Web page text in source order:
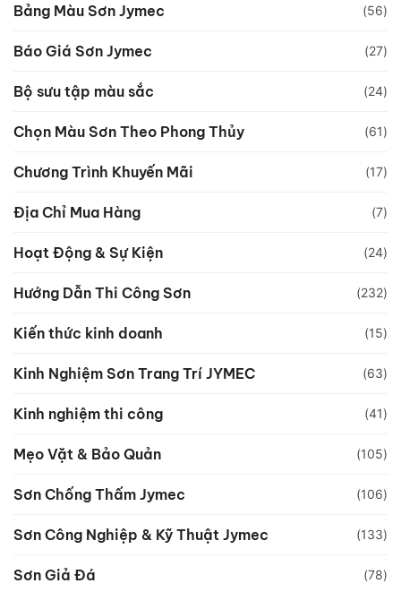
Bảng Màu Sơn Jymec (56)
Báo Giá Sơn Jymec (27)
Bộ sưu tập màu sắc (24)
Chọn Màu Sơn Theo Phong Thủy (61)
Chương Trình Khuyến Mãi (17)
Địa Chỉ Mua Hàng (7)
Hoạt Động & Sự Kiện (24)
Hướng Dẫn Thi Công Sơn (232)
Kiến thức kinh doanh (15)
Kinh Nghiệm Sơn Trang Trí JYMEC (63)
Kinh nghiệm thi công (41)
Mẹo Vặt & Bảo Quản (105)
Sơn Chống Thấm Jymec (106)
Sơn Công Nghiệp & Kỹ Thuật Jymec (133)
Sơn Giả Đá (78)